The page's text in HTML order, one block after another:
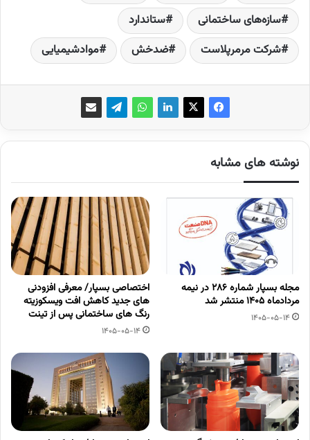
سازه‌های ساختمانی
ستاندارد
شرکت مرمرپلاست
ضدخش موادشیمیایی
نوشته های مشابه
مجله بسپار شماره 286 در نیمه
مردادماه 1405 منتشر شد
1405-05-14
اختصاصی بسپار/ معرفی افزودنی
های جدید کاهش افت ویسکوزیته
رنگ های ساختمانی پس از تینت
1405-05-14